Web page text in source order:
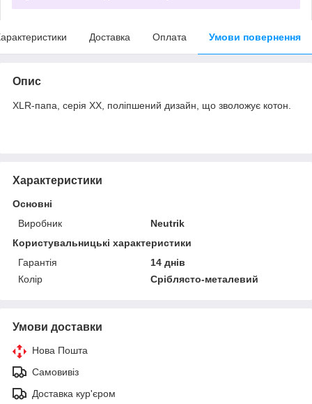
Доставка Оплата Умови повернення
Опис
XLR-пaпa, ceрія XX, поліпшений дизайн, що зволожує котон.
Характеристики
Основні
Виробник
Neutrik
Користувальницькі характеристики
Гарантія
14 днів
Колір
Сріблясто-металевий
Умови доставки
Нова Пошта
Самовивіз
Доставка кур'єром